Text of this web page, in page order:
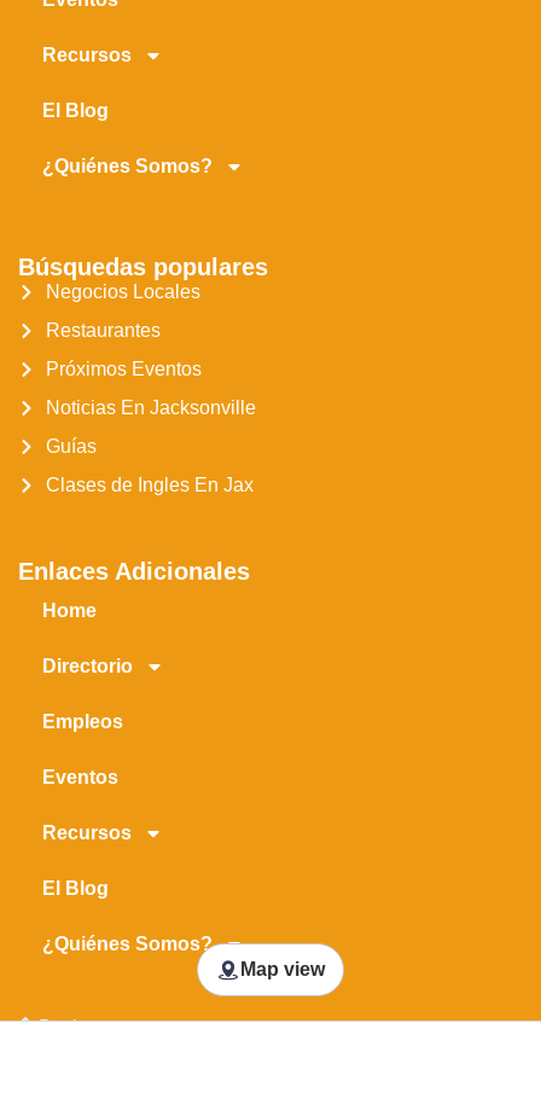
Recursos
El Blog
¿Quiénes Somos?
Búsquedas populares
Negocios Locales
Restaurantes
Próximos Eventos
Noticias En Jacksonville
Guías
Clases de Ingles En Jax
Enlaces Adicionales
Home
Directorio
Empleos
Eventos
Recursos
El Blog
¿Quiénes Somos?
Back to top
Map view